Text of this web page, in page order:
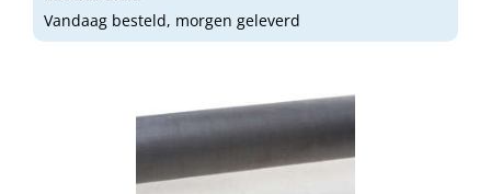
Vandaag besteld, morgen geleverd